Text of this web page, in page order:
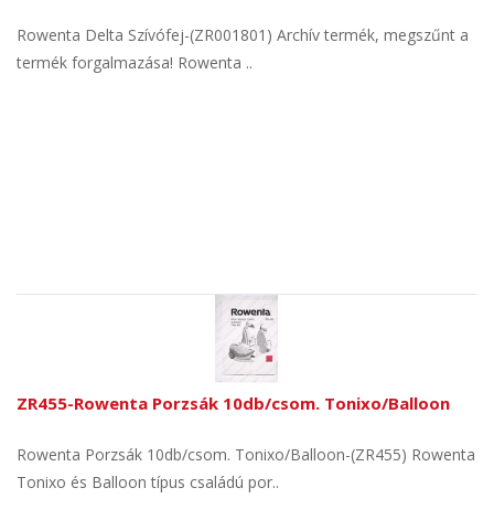
Rowenta Delta Szívófej-(ZR001801) Archív termék, megszűnt a
termék forgalmazása! Rowenta ..
ZR455-Rowenta Porzsák 10db/csom. Tonixo/Balloon
Rowenta Porzsák 10db/csom. Tonixo/Balloon-(ZR455) Rowenta
Tonixo és Balloon típus családú por..